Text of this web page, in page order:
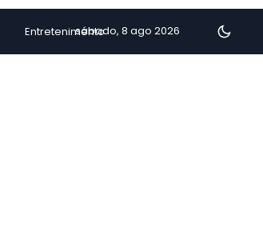
Entretenimentosábado, 8 ago 2026